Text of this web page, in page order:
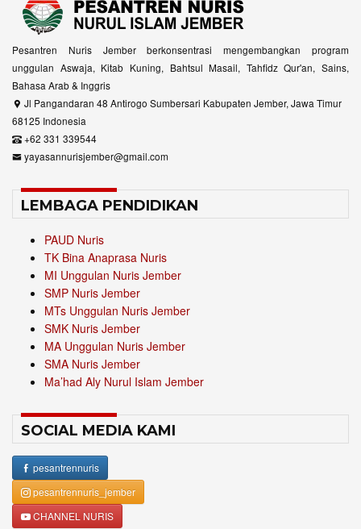
Pesantren Nuris Jember berkonsentrasi mengembangkan program
unggulan Aswaja, Kitab Kuning, Bahtsul Masail, Tahfidz Qur'an, Sains,
Bahasa Arab & Inggris
Jl Pangandaran 48 Antirogo Sumbersari Kabupaten Jember, Jawa Timur
68125 Indonesia
+62 331 339544
yayasannurisjember@gmail.com
LEMBAGA PENDIDIKAN
PAUD Nuris
TK Bina Anaprasa Nuris
MI Unggulan Nuris Jember
SMP Nuris Jember
MTs Unggulan Nuris Jember
SMK Nuris Jember
MA Unggulan Nuris Jember
SMA Nuris Jember
Ma’had Aly Nurul Islam Jember
SOCIAL MEDIA KAMI
pesantrennuris
pesantrennuris_jember
CHANNEL NURIS